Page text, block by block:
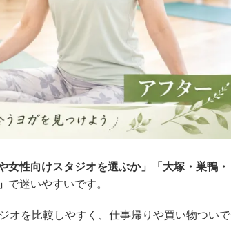
女性向けスタジオを選ぶか」「大塚・巣鴨・
で迷いやすいです。
オを比較しやすく、仕事帰りや買い物ついで